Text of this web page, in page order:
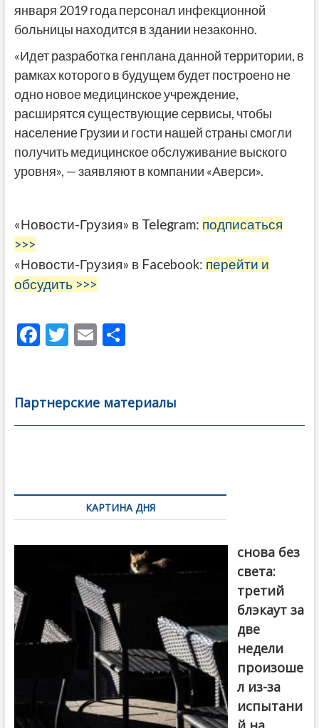
января 2019 года персонал инфекционной
больницы находится в здании незаконно.
«Идет разработка генплана данной территории, в
рамках которого в будущем будет построено не
одно новое медицинское учреждение,
расширятся существующие сервисы, чтобы
население Грузии и гости нашей страны смогли
получить медицинское обслуживание выского
уровня», — заявляют в компании «Аверси».
«Новости-Грузия» в Telegram: подписаться
>>>
«Новости-Грузия» в Facebook: перейти и
обсудить >>>
F
b
o
T
er
E
l
О
а
в
Партнерские материалы
по
записямКАРТИНА ДНЯ
снова без
света:
третий
блэкаут за
две
недели
произоше
л из-за
испытани